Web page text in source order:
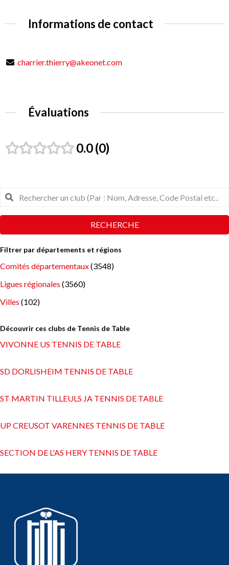
Informations de contact
charrier.thierry@akeonet.com
Évaluations
0.0 0
RECHERCHE
Filtrer par départements et régions
Comités départementaux(3548)
Ligues régionales (3560)
Villes (102)
Découvrir ces clubs de Tennis de Table
VIVONNE US TENNIS DE TABLE
SD DORLISHEIM TENNIS DE TABLE
ST MARTIN TILLEULS JA TENNIS DE TABLE
UP CREUSOT VARENNES TENNIS DE TABLE
SECTION DE L'AS HERY TENNIS DE TABLE